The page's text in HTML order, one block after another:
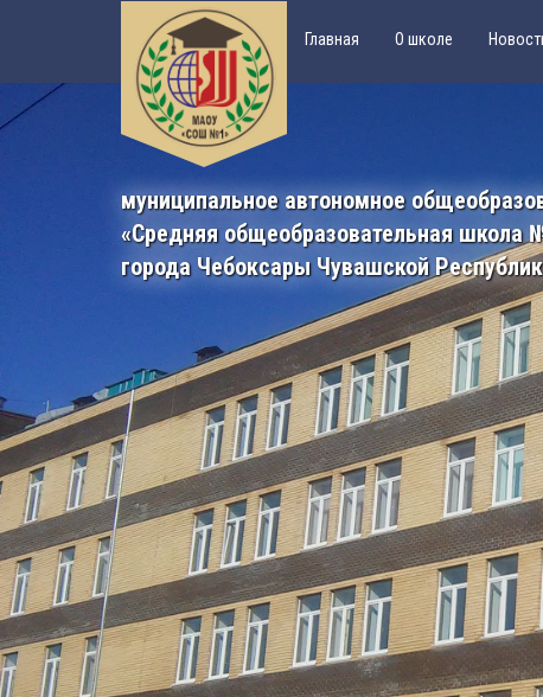
Главная О школе
муниципальное автономное
«Средняя общеобразовательная школа
города Чебоксары Чувашской